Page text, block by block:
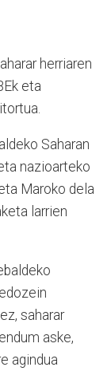
herriaren
eta
Saharan
nazioarteko
Maroko dela
larrien
saharar
aske,
agindua